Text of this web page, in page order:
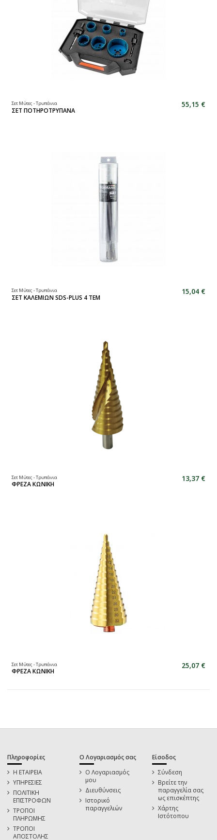
Σετ Μύτες - Τρυπάνια
ΣΕΤ ΠΟΤΗΡΟΤΡΥΠΑΝΑ
55,15 €
Σετ Μύτες - Τρυπάνια
ΣΕΤ ΚΑΛΕΜΙΩΝ SDS-PLUS 4 ΤΕΜ
15,04 €
Σετ Μύτες - Τρυπάνια
ΦΡΕΖΑ ΚΩΝΙΚΗ
13,37 €
Σετ Μύτες - Τρυπάνια
ΦΡΕΖΑ ΚΩΝΙΚΗ
25,07 €
Πληροφορίες
Η ΕΤΑΙΡΕΙΑ
ΥΠΗΡΕΣΙΕΣ
ΠΟΛΙΤΙΚΗ
ΕΠΙΣΤΡΟΦΩΝ
ΤΡΟΠΟΙ
ΠΛΗΡΩΜΗΣ
ΤΡΟΠΟΙ
ΑΠΟΣΤΟΛΗΣ
Ο Λογαριασμός σας
Ο Λογαριασμός
μου
Διευθύνσεις
Ιστορικό
παραγγελιών
Είσοδος
Σύνδεση
Βρείτε την
παραγγελία σας
ως επισκέπτης
Χάρτης
Ιστότοπου